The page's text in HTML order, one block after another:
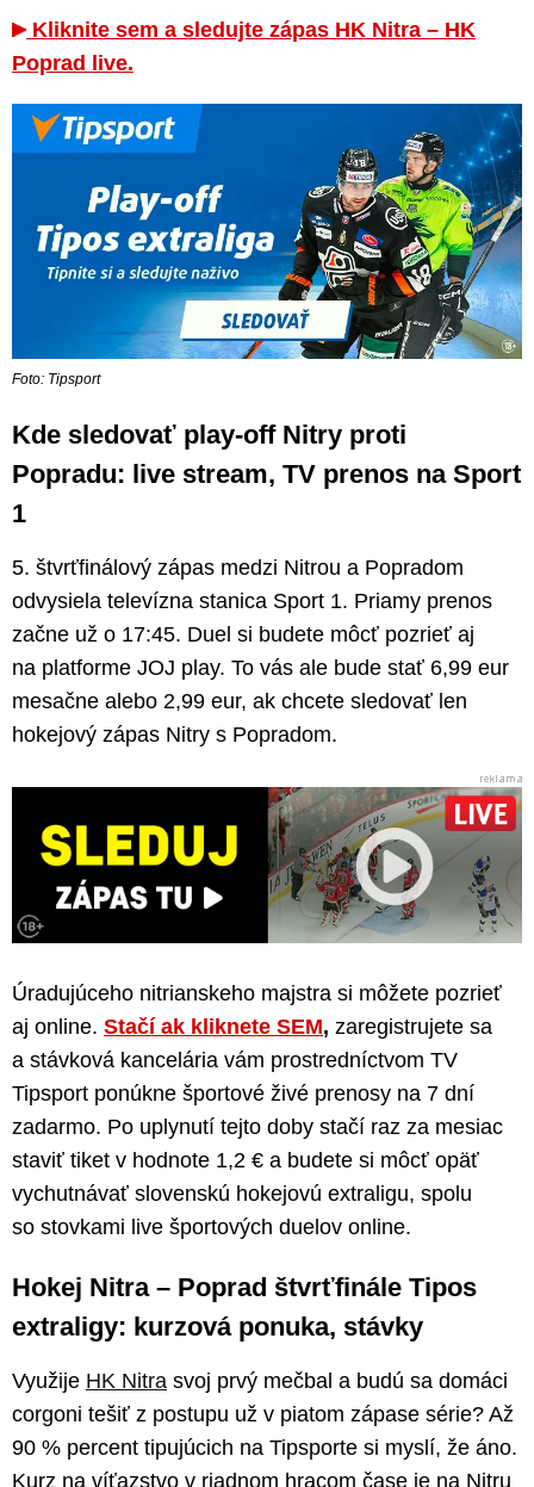
Kliknite sem a sledujte zápas HK Nitra – HK
Poprad live.
Foto: Tipsport
Kde sledovať play-off Nitry proti
Popradu: live stream, TV prenos na Sport
1
5. štvrťfinálový zápas medzi Nitrou a Popradom
odvysiela televízna stanica Sport 1. Priamy prenos
začne už o 17:45. Duel si budete môcť pozrieť aj
na platforme JOJ play. To vás ale bude stať 6,99 eur
mesačne alebo 2,99 eur, ak chcete sledovať len
hokejový zápas Nitry s Popradom.
Úradujúceho nitrianskeho majstra si môžete pozrieť
aj online. Stačí ak kliknete SEM, zaregistrujete sa
a stávková kancelária vám prostredníctvom TV
Tipsport ponúkne športové živé prenosy na 7 dní
zadarmo. Po uplynutí tejto doby stačí raz za mesiac
staviť tiket v hodnote 1,2 € a budete si môcť opäť
vychutnávať slovenskú hokejovú extraligu, spolu
so stovkami live športových duelov online.
Hokej Nitra – Poprad štvrťfinále Tipos
extraligy: kurzová ponuka, stávky
Využije HK Nitra svoj prvý mečbal a budú sa domáci
corgoni tešiť z postupu už v piatom zápase série? Až
90 % percent tipujúcich na Tipsporte si myslí, že áno.
Kurz na víťazstvo v riadnom hracom čase je na Nitru